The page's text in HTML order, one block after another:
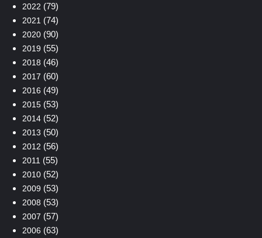
2022 (79)
2021 (74)
2020(90)
2019 (55)
2018 (46)
2017 (60)
2016 (49)
2015(53)
2014(52)
2013 (50)
2012 (56)
2011 (55)
2010(52)
2009 (53)
2008 (53)
2007 (57)
2006 (63)